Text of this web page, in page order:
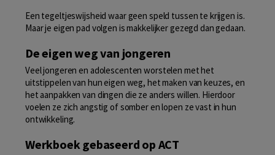
Een tegeltjeswijsheid waar geen speld tussen te krijgen is.
Maar je eigen pad volgen is makkelijker gezegd dan gedaan.
De eigen weg van jongeren
Veel jongeren en adolescenten worstelen met het
uitstippelen van hun eigen weg, het maken van keuzes, en
het aanpakken van dingen die ze anders willen. Hierdoor
voelen ze zich angstig of somber en lopen ze vast in hun
ontwikkeling.
Werkboek gebaseerd op ACT